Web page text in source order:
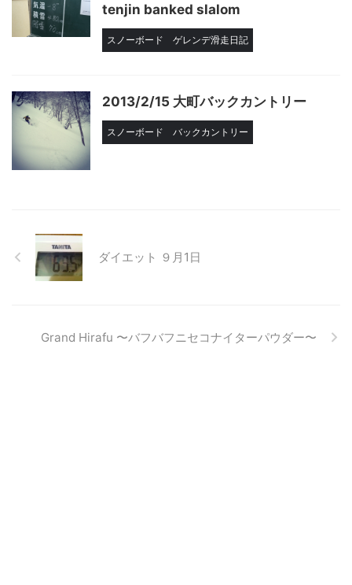
tenjin banked slalom
スノーボード ゲレンデ滑走日記
2013/2/15 大町バックカントリー
スノーボード バックカントリー
ダイエット ９月1日
Grand Hirafu 〜バフバフニセコナイターパウダー〜